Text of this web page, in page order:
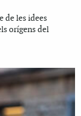
de les idees
orígens del